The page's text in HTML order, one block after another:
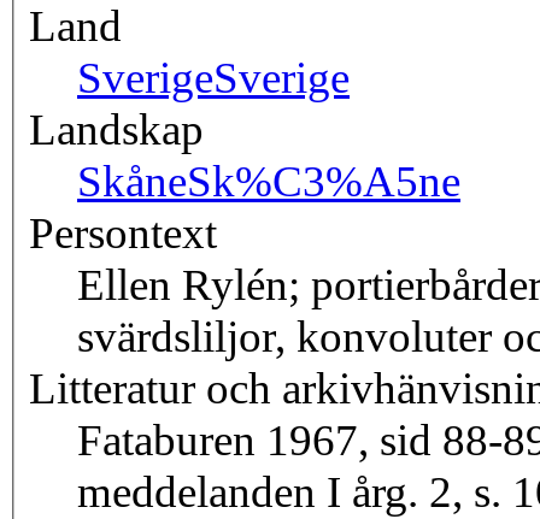
Land
SverigeSverige
Landskap
SkåneSk%C3%A5ne
Persontext
Ellen Rylén;
svärdsliljor, konvoluter
Litteratur och
Fataburen 1967, sid 88-
meddelanden I årg. 2,